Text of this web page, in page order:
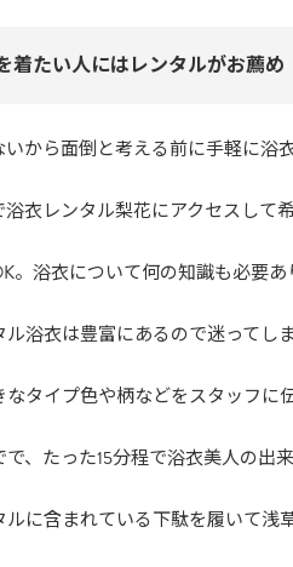
着たい人にはレンタルがお薦め
から面倒と考える前に手軽に浴
浴衣レンタル梨花にアクセスして
。浴衣について何の知識も必要あ
浴衣は豊富にあるので迷ってしま
タイプ色や柄などをスタッフに
、たった15分程で浴衣美人の出来
に含まれている下駄を履いて浅